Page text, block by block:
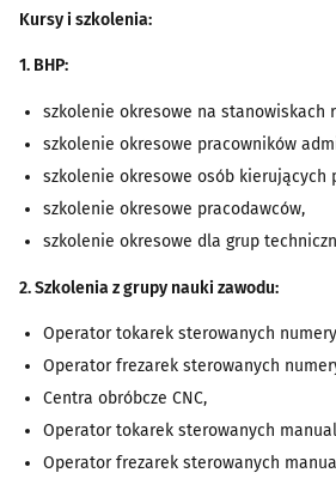
Kursy i szkolenia:
1. BHP:
szkolenie okresowe na stanowiskach
szkolenie okresowe pracowników
szkolenie okresowe osób kierujących
szkolenie okresowe pracodawców,
szkolenie okresowe dla grup
2. Szkolenia z grupy nauki zawodu:
Operator tokarek sterowanych
Operator frezarek sterowanych
Centra obróbcze CNC,
Operator tokarek sterowanych
Operator frezarek sterowanych